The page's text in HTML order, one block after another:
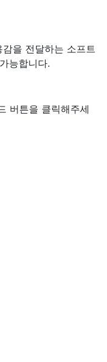
을 전달하는 소프트
능합니다.
버튼을 클릭해주세